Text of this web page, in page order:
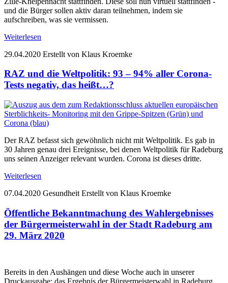
und die Bürger sollen aktiv daran teilnehmen, indem sie
aufschreiben, was sie vermissen.
Weiterlesen
29.04.2020 Erstellt von Klaus Kroemke
RAZ und die Weltpolitik: 93 – 94% aller Corona-
Tests negativ, das heißt…?
Der RAZ befasst sich gewöhnlich nicht mit Weltpolitik. Es gab in
30 Jahren genau drei Ereignisse, bei denen Weltpolitik für Radeburg
uns seinen Anzeiger relevant wurden. Corona ist dieses dritte.
Weiterlesen
07.04.2020 Gesundheit Erstellt von Klaus Kroemke
Öffentliche Bekanntmachung des Wahlergebnisses
der Bürgermeisterwahl in der Stadt Radeburg am
29. März 2020
Bereits in den Aushängen und diese Woche auch in unserer